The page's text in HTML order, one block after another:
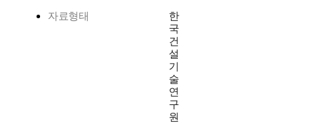
자료형태
한
국
건
설
기
술
연
구
원